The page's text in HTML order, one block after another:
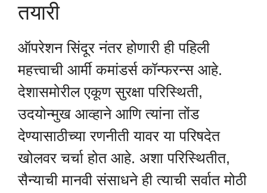
तयारी
ऑपरेशन सिंदूर नंतर होणारी ही पहिली
महत्त्वाची आर्मी कमांडर्स कॉन्फरन्स आहे.
देशासमोरील एकूण सुरक्षा परिस्थिती,
उदयोन्मुख आव्हाने आणि त्यांना तोंड
देण्यासाठीच्या रणनीती यावर या परिषदेत
खोलवर चर्चा होत आहे. अशा परिस्थितीत,
सैन्याची मानवी संसाधने ही त्याची सर्वात मोठी